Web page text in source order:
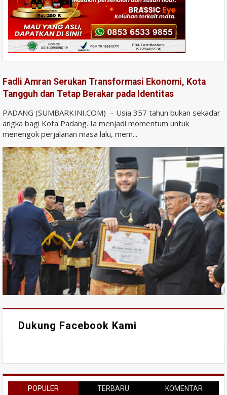
Fadli Amran Serukan Transformasi Ekonomi, Kota
Tangguh dan Tetap Berakar pada Identitas
PADANG (SUMBARKINI.COM) – Usia 357 tahun bukan sekadar
angka bagi Kota Padang. Ia menjadi momentum untuk
menengok perjalanan masa lalu, mem...
Dukung Facebook Kami
POPULER TERBARU KOMENTAR